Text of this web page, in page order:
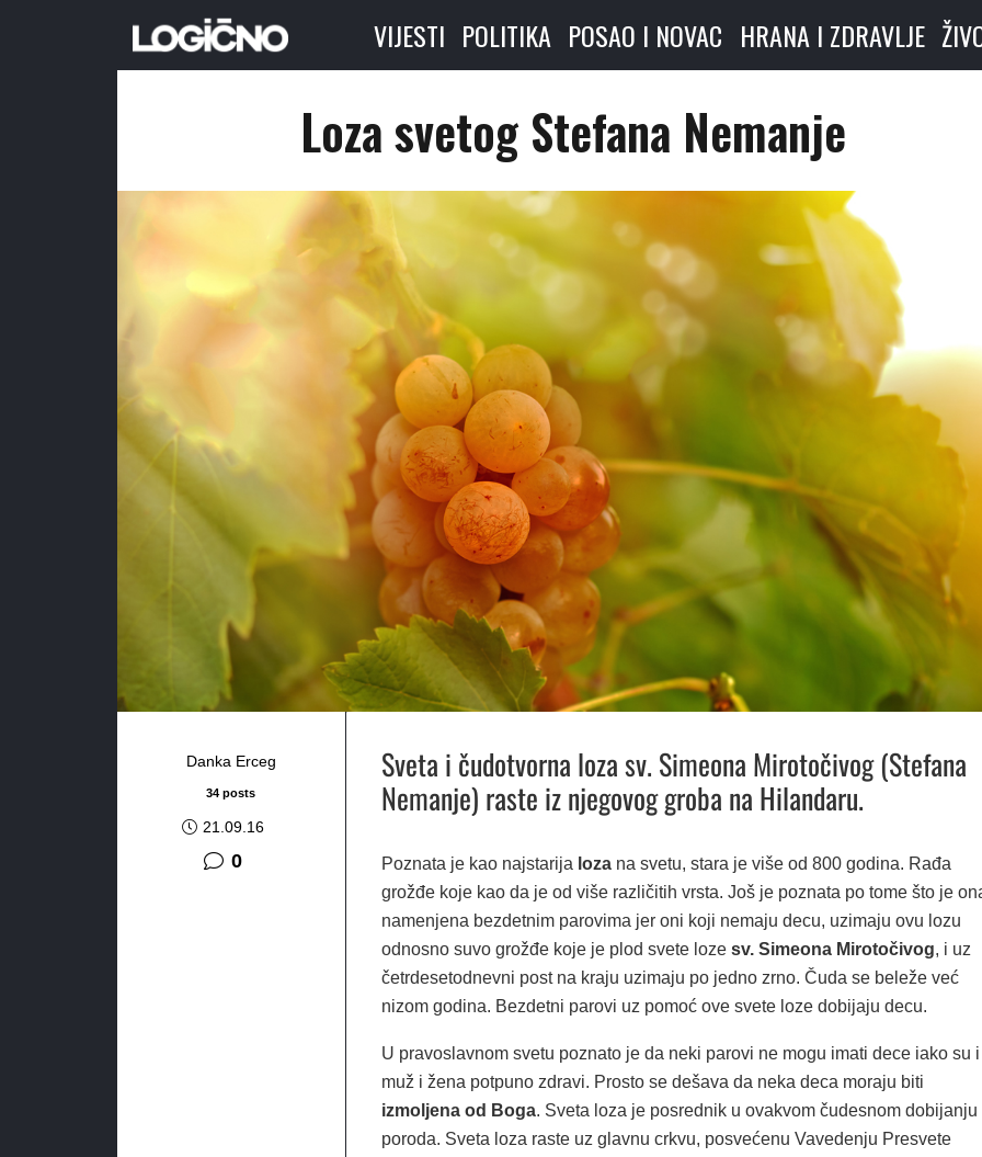
VIJESTI POLITIKA POSAO I NOVAC HRANA I ZDRAVLJE
Loza svetog Stefana Nemanje
Danka Erceg
34 posts
21.09.16
0
Sveta i čudotvorna loza sv. Simeona Mirotočivog (Stefana
Nemanje) raste iz njegovog groba na Hilandaru.
Poznata je kao najstarija lozana svetu, stara je više od 800 godina. Rađa
grožđe koje kao da je od više različitih vrsta. Još je poznata po tome što je
namenjena bezdetnim parovima jer oni koji nemaju decu, uzimaju ovu lozu
odnosno suvo grožđe koje je plod svete loze sv. Simeona Mirotočivog, i uz
četrdesetodnevni post na kraju uzimaju po jedno zrno. Čuda se beleže već
nizom godina. Bezdetni parovi uz pomoć ove svete loze dobijaju decu.
U pravoslavnom svetu poznato je da neki parovi ne mogu imati dece iako su i
muž i žena potpuno zdravi. Prosto se dešava da neka deca moraju biti
izmoljena od Boga. Sveta loza je posrednik u ovakvom čudesnom dobijanju
poroda. Sveta loza raste uz glavnu crkvu, posvećenu Vavedenju Presvete